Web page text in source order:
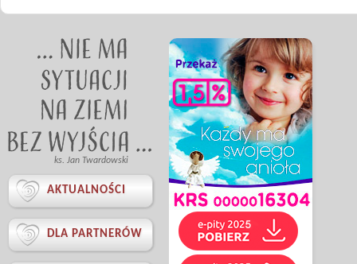
ks. Jan Twardowski
 AKTUALNOŚCI
 DLA PARTNERÓW